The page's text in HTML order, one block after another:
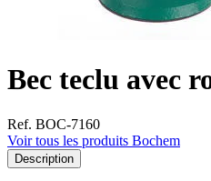
Bec teclu avec
Ref. BOC-7160
Voir tous les produits Bochem
Description